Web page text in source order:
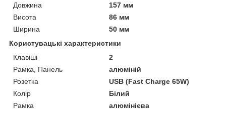
Довжина
157 мм
Висота
86 мм
Ширина
50 мм
Користувацькі характеристики
Клавіші
2
Рамка, Панель
алюміній
Розетка
USB (Fast Charge 65W)
Колір
Білий
Рамка
алюмінієва